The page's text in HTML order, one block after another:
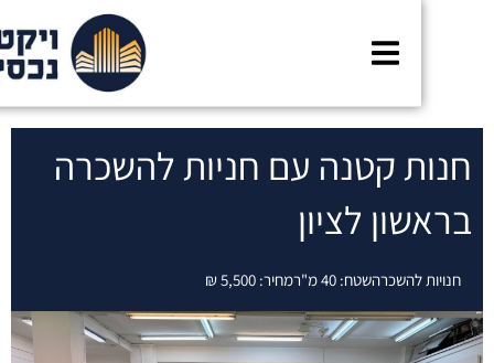
קטנה עם חניות להשכרה
לציון
להשכרהשטח: 40 מ"ר מחיר: 5,500 ₪